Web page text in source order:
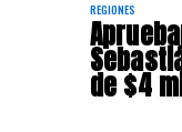
REGIONES
de $4